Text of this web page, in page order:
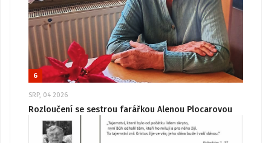
6
SRP, 04 2026
Rozloučení se sestrou farářkou Alenou Plocarovou